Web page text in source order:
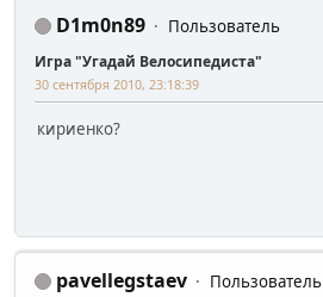
D1m0n89 Пользователь
Игра "Угадай Велосипедиста"
30 сентября 2010, 23:18:39
кириенко?
pavellegstaev Пользователь